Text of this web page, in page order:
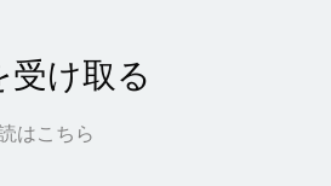
受け取る
はこちら